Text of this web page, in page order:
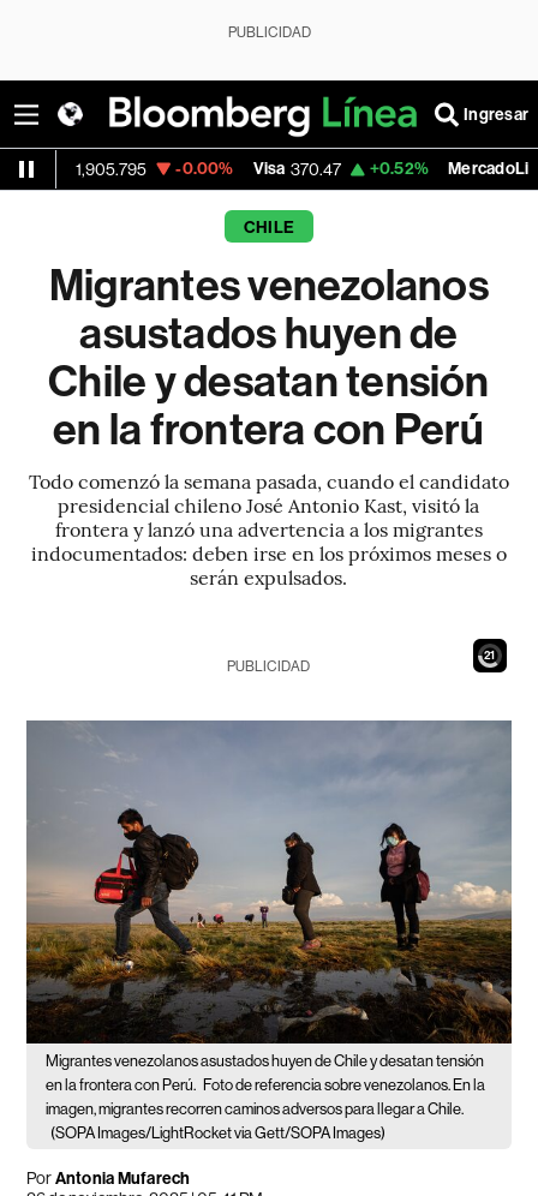
PUBLICIDAD
Ingresar
-0.00% Visa 370.47 +0.52% MercadoLibre 1,824.26
CHILE
Migrantes venezolanos
asustados huyen de
Chile y desatan tensión
en la frontera con Perú
Todo comenzó la semana pasada, cuando el candidato
presidencial chileno José Antonio Kast, visitó la
frontera y lanzó una advertencia a los migrantes
indocumentados: deben irse en los próximos meses o
serán expulsados.
20
PUBLICIDAD
Migrantes venezolanos asustados huyen de Chile y desatan tensión
en la frontera con Perú. Foto de referencia sobre venezolanos. En la
imagen, migrantes recorren caminos adversos para llegar a Chile.
(SOPA Images/LightRocket via Gett/SOPA Images)
PorAntonia Mufarech